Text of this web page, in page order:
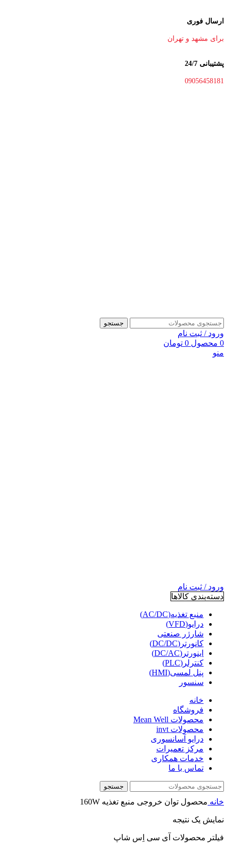
ارسال فوری
برای مشهد و تهران
پشتیبانی 24/7
09056458181
جستجو
ورود / ثبت نام
0 محصول 0 تومان
منو
ورود / ثبت نام
دسته‌بندی کالاها
منبع تغذیه(AC/DC)
درایو(VFD)
شارژر صنعتی
کانورتر(DC/DC)
اینورتر(DC/AC)
کنترلر(PLC)
پنل لمسی(HMI)
سنسور
خانه
فروشگاه
محصولات Mean Well
محصولات invt
درایو آسانسوری
مرکز تعمیرات
خدمات همکاری
تماس با ما
جستجو
خانه محصول توان خروجی منبع تغذیه 160W
نمایش یک نتیجه
فیلتر محصولات آی سی اِس شاپ